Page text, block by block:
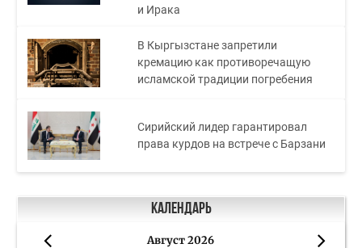
и Ирака
В Кыргызстане запретили
кремацию как противоречащую
исламской традиции погребения
Сирийский лидер гарантировал
права курдов на встрече с Барзани
Календарь
Август 2026